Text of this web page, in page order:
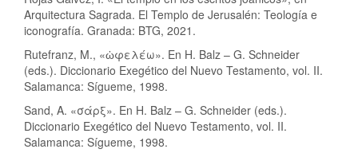
Arquitectura Sagrada. El Templo de Jerusalén: Teología e
iconografía. Granada: BTG, 2021.
Rutefranz, M., «ὠφελέω». En H. Balz – G. Schneider
(eds.). Diccionario Exegético del Nuevo Testamento, vol. II.
Salamanca: Sígueme, 1998.
Sand, A. «σάρξ». En H. Balz – G. Schneider (eds.).
Diccionario Exegético del Nuevo Testamento, vol. II.
Salamanca: Sígueme, 1998.